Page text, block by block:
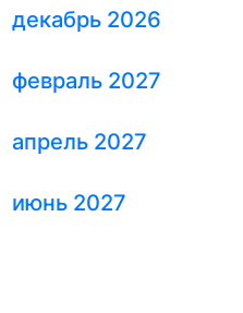
декабрь 2026
февраль 2027
апрель 2027
июнь 2027